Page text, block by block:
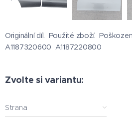
Originální díl. Použité zboží.
A1187320600 A1187220800
Zvolte si variantu:
Strana